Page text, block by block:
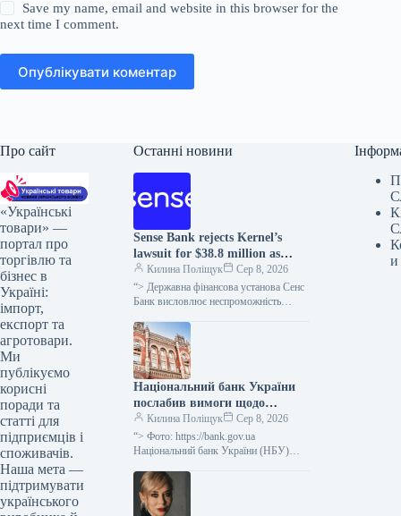
Save my name, email and website in this browser for the
next time I comment.
Опублікувати коментар
Про сайт
«Українські
товари» —
портал про
торгівлю та
бізнес в
Україні:
імпорт,
експорт та
агротовари.
Ми
публікуємо
корисні
поради та
статті для
підприємців і
споживачів.
Наша мета —
підтримувати
українського
Останні новини
Sense Bank rejects Kernel’s
lawsuit for $38.8 million as
unfounded.
Килина Поліщук
Сер 8, 2026
“> Державна фінансова установа Сенс
Банк висловлює неспроможність
Investments Limited, що входить до
агрогрупи “Кернел”, щодо…
Національний банк України
послабив вимоги щодо
реструктуризації позик для
підприємств та застави
сільськогосподарської
Килина Поліщук
Сер 8, 2026
“> Фото: https://bank.gov.ua
Національний банк України (НБУ)
визнавати неспроможність
позичальників у випадку
короткострокової, тривалістю до
и